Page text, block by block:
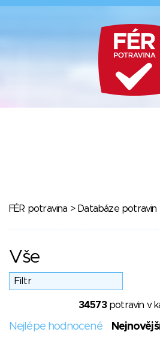
FÉR potravina > Databáze potravin
Vše
34573potravin v
Nejlépe hodnocené